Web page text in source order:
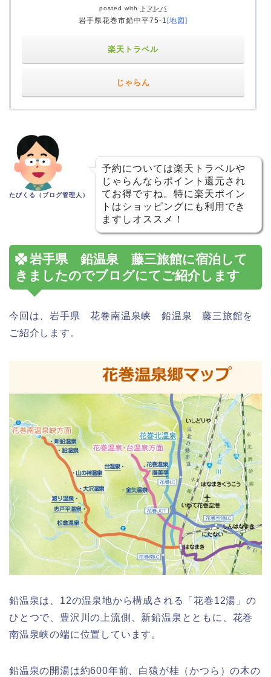
posted with トマレバ
岩手県花巻市鉛中平75-1 [地図]
楽天トラベル
じゃらん
たびくる（ブログ管理人）
予約については楽天トラベルや
じゃらんならポイント還元され
てお得ですね。特に楽天ポイン
トはショッピングにも利用でき
ますしオススメ！
岩手県 鉛温泉 藤三旅館に宿泊して
きましたのでブログにてご紹介します
今回は、岩手県 花巻南温泉峡 鉛温泉 藤三旅館を
ご紹介します。
鉛温泉は、12の温泉地から構成される「花巻12湯」の
ひとつで、豊沢川の上流側、新鉛温泉とともに、花巻
南温泉峡の端に位置しています。
鉛温泉の開湯は約600年前、白猿が桂（かつら）の木の